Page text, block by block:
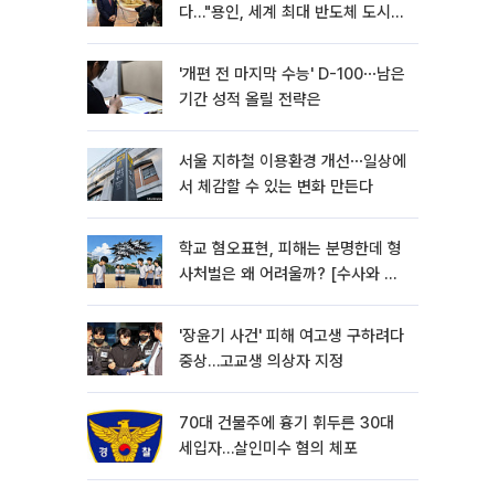
다…"용인, 세계 최대 반도체 도시
'개편 전 마지막 수능' D-100⋯남은
기간 성적 올릴 전략은
서울 지하철 이용환경 개선⋯일상에
서 체감할 수 있는 변화 만든다
학교 혐오표현, 피해는 분명한데 형
사처벌은 왜 어려울까? [수사와 재
'장윤기 사건' 피해 여고생 구하려다
중상…고교생 의상자 지정
70대 건물주에 흉기 휘두른 30대
세입자…살인미수 혐의 체포